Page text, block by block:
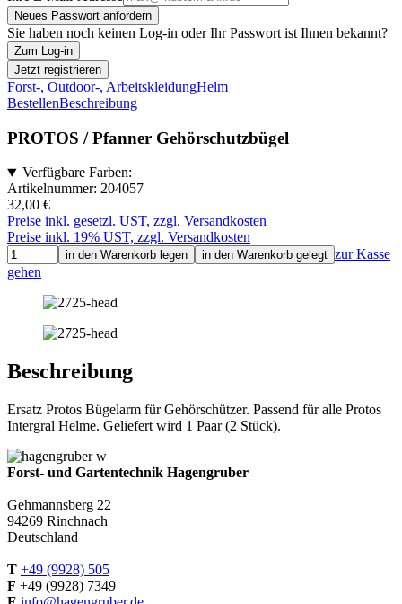
Neues Passwort anfordern
Sie haben noch keinen Log-in oder Ihr Passwort ist Ihnen bekannt?
Zum Log-in
Jetzt registrieren
Forst-, Outdoor-, ArbeitskleidungHelm
BestellenBeschreibung
PROTOS / Pfanner Gehörschutzbügel
Verfügbare Farben:
Artikelnummer: 204057
32,00 €
Preise inkl. gesetzl. UST, zzgl. Versandkosten
Preise inkl. 19% UST, zzgl. Versandkosten
in den Warenkorb legen in den Warenkorb gelegt zur Kasse
gehen
Beschreibung
Ersatz Protos Bügelarm für Gehörschützer. Passend für alle Protos
Intergral Helme. Geliefert wird 1 Paar (2 Stück).
Forst- und Gartentechnik Hagengruber
Gehmannsberg 22
94269 Rinchnach
Deutschland
T +49 (9928) 505
F +49 (9928) 7349